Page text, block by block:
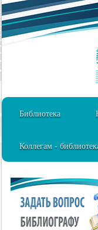
Библиотека
Коллегам -